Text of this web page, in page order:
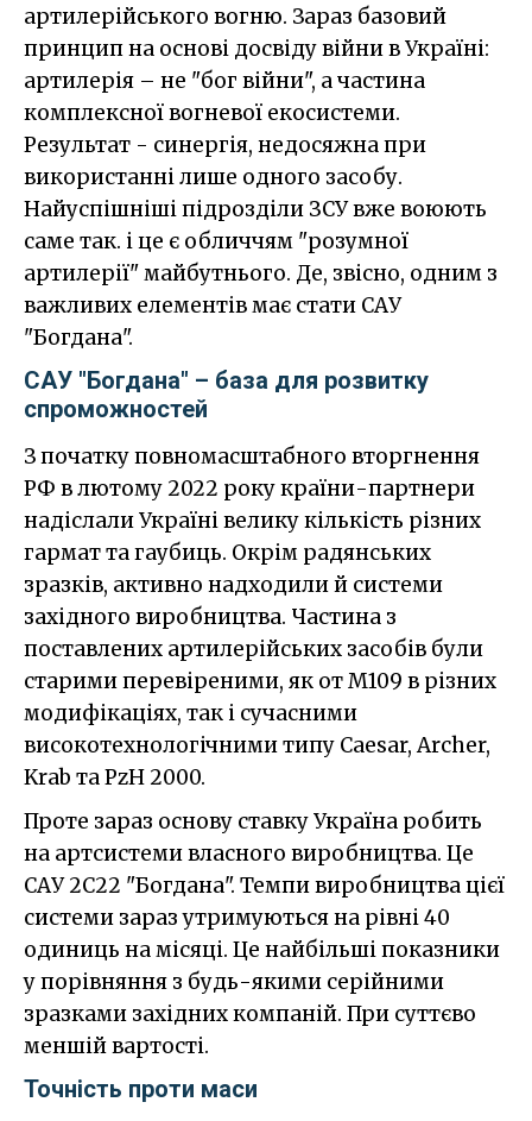
артилерійського вогню. Зараз базовий
принцип на основі досвіду війни в Україні:
артилерія – не "бог війни", а частина
комплексної вогневої екосистеми.
Результат - синергія, недосяжна при
використанні лише одного засобу.
Найуспішніші підрозділи ЗСУ вже воюють
саме так. і це є обличчям "розумної
артилерії" майбутнього. Де, звісно, одним з
важливих елементів має стати САУ
"Богдана".
САУ "Богдана" – база для розвитку
спроможностей
З початку повномасштабного вторгнення
РФ в лютому 2022 року країни-партнери
надіслали Україні велику кількість різних
гармат та гаубиць. Окрім радянських
зразків, активно надходили й системи
західного виробництва. Частина з
поставлених артилерійських засобів були
старими перевіреними, як от M109 в різних
модифікаціях, так і сучасними
високотехнологічними типу Caesar, Archer,
Krab та PzH 2000.
Проте зараз основу ставку Україна робить
на артсистеми власного виробництва. Це
САУ 2С22 "Богдана". Темпи виробництва цієї
системи зараз утримуються на рівні 40
одиниць на місяці. Це найбільші показники
у порівняння з будь-якими серійними
зразками західних компаній. При суттєво
меншій вартості.
Точність проти маси